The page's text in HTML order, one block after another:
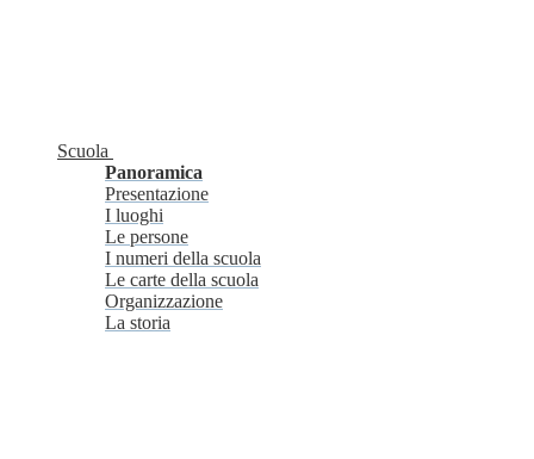
Scuola
Panoramica
Presentazione
I luoghi
Le persone
I numeri della scuola
Le carte della scuola
Organizzazione
La storia